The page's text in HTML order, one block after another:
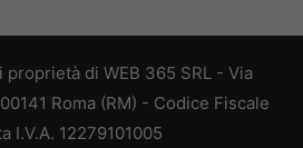
di WEB 365 SRL - Via
Roma (RM) - Codice Fiscale
I.V.A. 12279101005